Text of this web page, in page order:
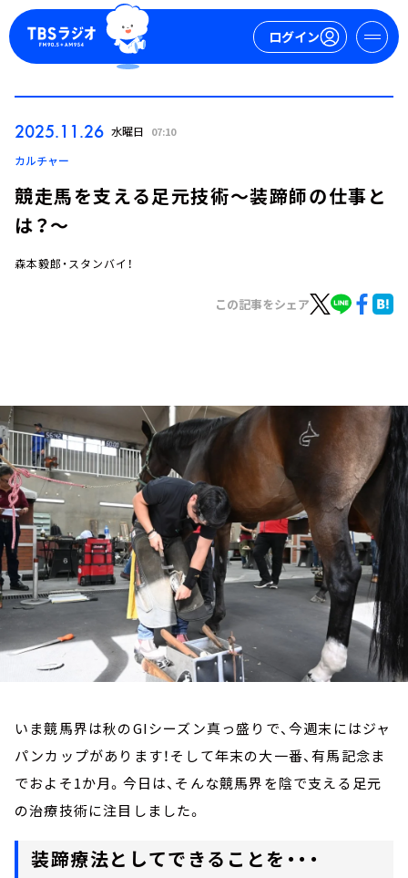
ログイン
お知らせ
イベント・グッズ
YouTube
会社情報
2025.11.26 水曜日 07:10
カルチャー
競走馬を支える足元技術～装蹄師の仕事と
は？～
森本毅郎・スタンバイ！
この記事をシェア
いま競馬界は秋のGIシーズン真っ盛りで、今週末にはジャ
パンカップがあります！そして年末の大一番、有馬記念ま
でおよそ1か月。今日は、そんな競馬界を陰で支える足元
の治療技術に注目しました。
装蹄療法としてできることを・・・